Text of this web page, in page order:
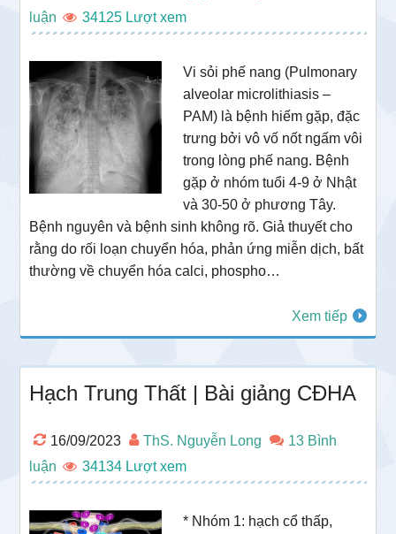
luận
34125
Vi sỏi phế nang (Pulmonary
alveolar microlithiasis –
PAM) là bệnh hiếm gặp, đặc
trưng bởi vô vố nốt ngấm vôi
trong lòng phế nang. Bệnh
gặp ở nhóm tuổi 4-9 ở Nhật
và 30-50 ở phương Tây.
Bệnh nguyên và bệnh sinh không rõ. Giả thuyết cho
rằng do rối loạn chuyển hóa, phản ứng miễn dịch, bất
thường về chuyển hóa calci, phospho…
Xem tiếp
Hạch Trung Thất | Bài giảng CĐHA
16/09/2023 ThS. Nguyễn Long
13 Bình
luận
34134
* Nhóm 1: hạch cổ thấp,